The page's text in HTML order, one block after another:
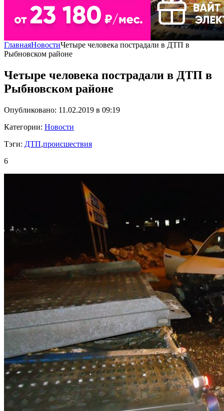
ГлавнаяНовостиЧетыре человека пострадали в ДТП в
Рыбновском районе
Четыре человека пострадали в ДТП в
Рыбновском районе
Опубликовано: 11.02.2019 в 09:19
Категории: Новости
Тэги: ДТП,происшествия
6